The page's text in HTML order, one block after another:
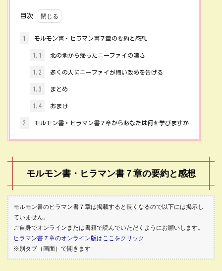
目次
1 モルモン書・ヒラマン書７章の要約と感想
1.1 北の地から帰ったニーファイの嘆き
1.2 多くの人にニーファイが悔い改めを告げる
1.3 まとめ
1.4 おまけ
2 モルモン書・ヒラマン書７章からあなたは何を学びますか
モルモン書・ヒラマン書７章の要約と感想
モルモン書のヒラマン書７章は掲載すると長くなるので以下には掲示し
ていません。
ご自身でオンラインまたは書籍で読んでいただくようにお願いします。
ヒラマン書７章のオンライン版はここをクリック
※別タブ（画面）で開きます